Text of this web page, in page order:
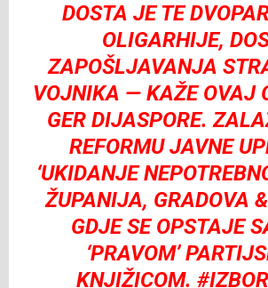
DOSTA JE TE
OLIGARHIJE,
ZAPOŠLJAVANJA
VOJNIKA — KAŽE OVAJ
GER DIJASPORE.
REFORMU JAVNE
‘UKIDANJE
ŽUPANIJA, GRADOVA
GDJE SE OPSTAJE
‘PRAVOM’
KNJIŽICOM.